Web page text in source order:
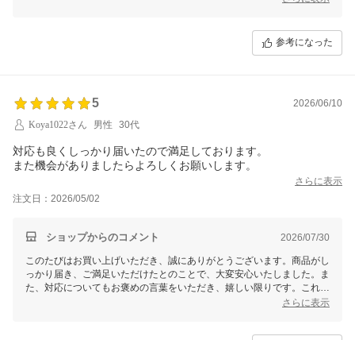
参考になった
5
2026/06/10
Koya1022さん
男性 30代
対応も良くしっかり届いたので満足しております。
また機会がありましたらよろしくお願いします。
さらに表示
注文日：2026/05/02
ショップからのコメント 2026/07/30
このたびはお買い上げいただき、誠にありがとうございます。商品がし
っかり届き、ご満足いただけたとのことで、大変安心いたしました。ま
た、対応についてもお褒めの言葉をいただき、嬉しい限りです。これか
らもご期待を裏切ることのないよう、丁寧な対応とサービス向上に努め
さらに表示